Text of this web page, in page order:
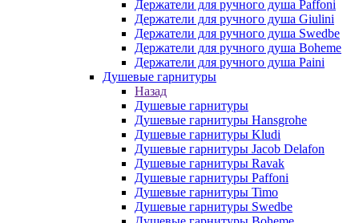
Держатели для ручного душа Paffoni
Держатели для ручного душа Giulini
Держатели для ручного душа Swedbe
Держатели для ручного душа Boheme
Держатели для ручного душа Paini
Душевые гарнитуры
Назад
Душевые гарнитуры
Душевые гарнитуры Hansgrohe
Душевые гарнитуры Kludi
Душевые гарнитуры Jacob Delafon
Душевые гарнитуры Ravak
Душевые гарнитуры Paffoni
Душевые гарнитуры Timo
Душевые гарнитуры Swedbe